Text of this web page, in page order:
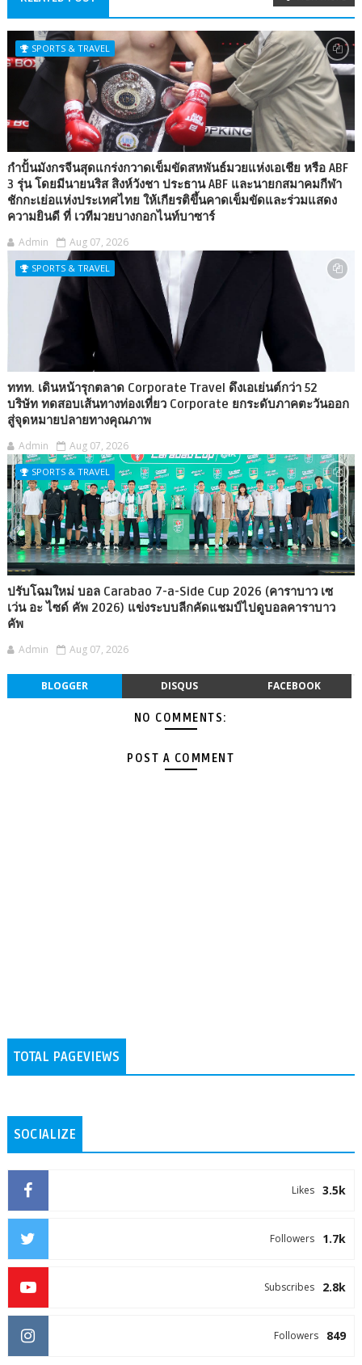
SPORTS & TRAVEL
กำปั้นมังกรจีนสุดแกร่งกวาดเข็มขัดสหพันธ์มวยแห่งเอเชีย หรือ ABF
3 รุ่น โดยมีนายนริส สิงห์วังชา ประธาน ABF และนายกสมาคมกีฬา
ชักกะเย่อแห่งประเทศไทย ให้เกียรติขึ้นคาดเข็มขัดและร่วมแสดง
ความยินดี ที่ เวทีมวยบางกอกไนท์บาซาร์
Admin Aug 07, 2026
SPORTS & TRAVEL
ททท. เดินหน้ารุกตลาด Corporate Travel ดึงเอเย่นต์กว่า 52
บริษัท ทดสอบเส้นทางท่องเที่ยว Corporate ยกระดับภาคตะวันออก
สู่จุดหมายปลายทางคุณภาพ
Admin Aug 07, 2026
SPORTS & TRAVEL
ปรับโฉมใหม่ บอล Carabao 7-a-Side Cup 2026 (คาราบาว เซ
เว่น อะ ไซด์ คัพ 2026) แข่งระบบลีกคัดแชมป์ไปดูบอลคาราบาว
คัพ
Admin Aug 07, 2026
BLOGGER DISQUS FACEBOOK
NO COMMENTS:
POST A COMMENT
TOTAL PAGEVIEWS
SOCIALIZE
3.5k
Likes
1.7k
Followers
2.8k
Subscribes
849
Followers